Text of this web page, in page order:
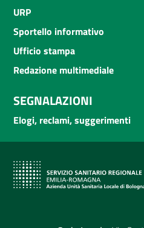
URP
Sportello informativo
Ufficio stampa
Redazione multimediale
SEGNALAZIONI
Elogi, reclami, suggerimenti